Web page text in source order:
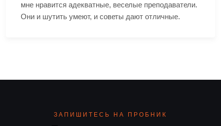
мне нравится адекватные, веселые преподаватели.
Они и шутить умеют, и советы дают отличные.
ЗАПИШИТЕСЬ НА ПРОБНИК